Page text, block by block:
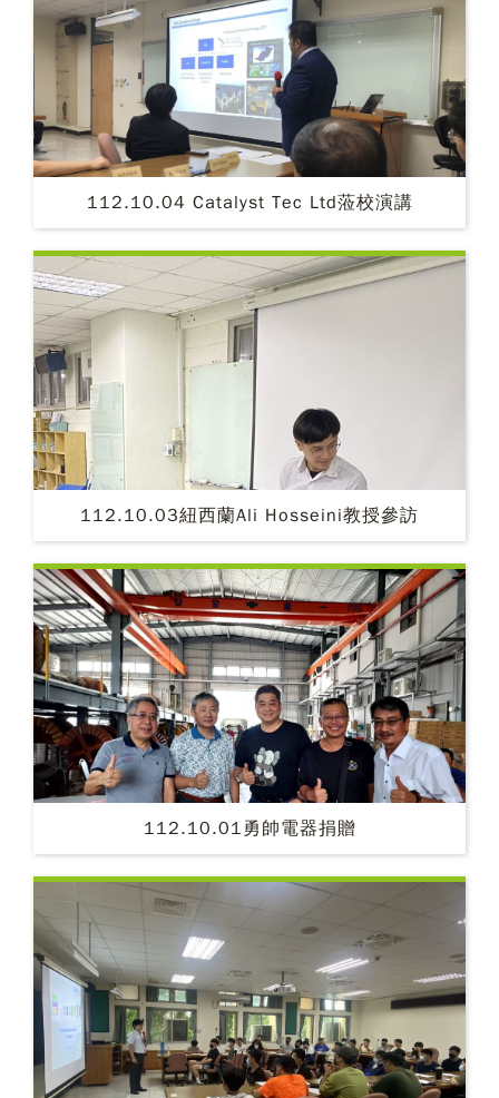
112.10.04 Catalyst Tec Ltd蒞校演講
112.10.03紐西蘭Ali Hosseini教授參訪
112.10.01勇帥電器捐贈